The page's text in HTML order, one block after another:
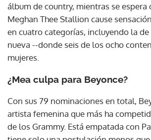
álbum de country, mientras se espera
Meghan Thee Stallion cause
en cuatro categorías, incluyendo la
nueva --donde seis de los ocho
mujeres.
¿Mea culpa para Beyonce?
Con sus 79 nominaciones en total,
artista femenina que más ha
de los Grammy. Está empatada con